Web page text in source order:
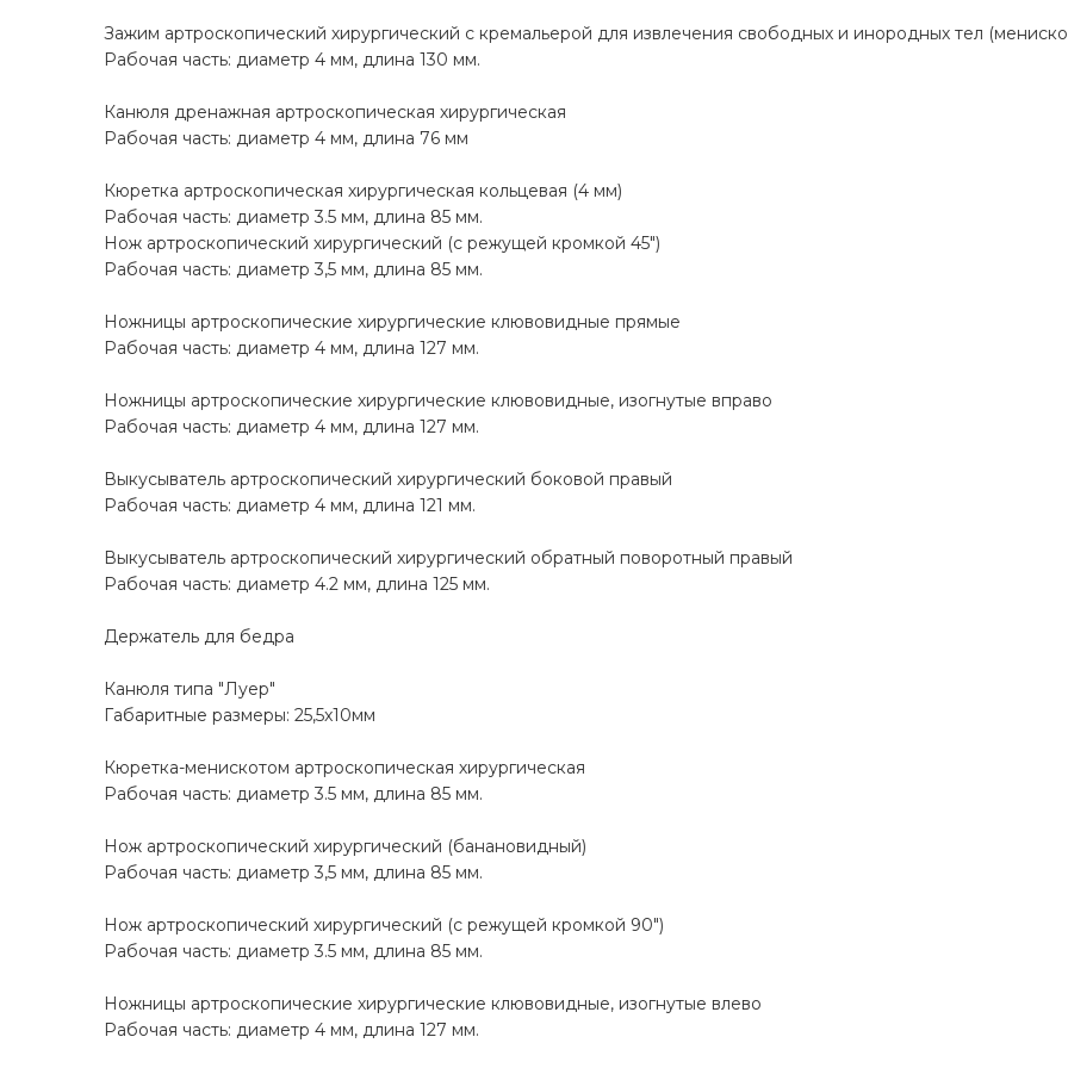
Зажим артроскопический хирургический с кремальерой для извлечения свободных и инородных тел
Рабочая часть: диаметр 4 мм, длина 130 мм.
Канюля дренажная артроскопическая хирургическая
Рабочая часть: диаметр 4 мм, длина 76 мм
Кюретка артроскопическая хирургическая кольцевая (4 мм)
Рабочая часть: диаметр 3.5 мм, длина 85 мм.
Нож артроскопический хирургический (с режущей кромкой 45")
Рабочая часть: диаметр 3,5 мм, длина 85 мм.
Ножницы артроскопические хирургические клювовидные прямые
Рабочая часть: диаметр 4 мм, длина 127 мм.
Ножницы артроскопические хирургические клювовидные, изогнутые вправо
Рабочая часть: диаметр 4 мм, длина 127 мм.
Выкусыватель артроскопический хирургический боковой правый
Рабочая часть: диаметр 4 мм, длина 121 мм.
Выкусыватель артроскопический хирургический обратный поворотный правый
Рабочая часть: диаметр 4.2 мм, длина 125 мм.
Держатель для бедра
Канюля типа "Луер"
Габаритные размеры: 25,5x10мм
Кюретка-менискотом артроскопическая хирургическая
Рабочая часть: диаметр 3.5 мм, длина 85 мм.
Нож артроскопический хирургический (банановидный)
Рабочая часть: диаметр 3,5 мм, длина 85 мм.
Нож артроскопический хирургический (с режущей кромкой 90")
Рабочая часть: диаметр 3.5 мм, длина 85 мм.
Ножницы артроскопические хирургические клювовидные, изогнутые влево
Рабочая часть: диаметр 4 мм, длина 127 мм.